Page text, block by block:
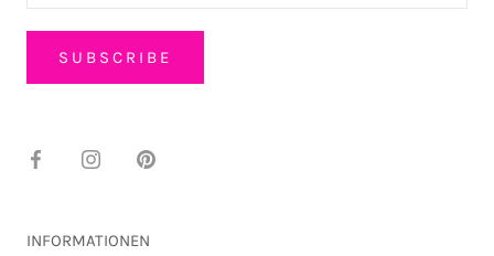
SUBSCRIBE
INFORMATIONEN